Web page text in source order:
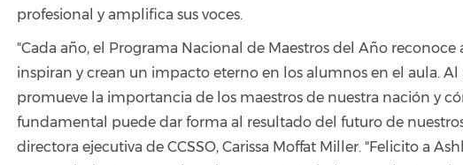
profesional y amplifica sus voces.
"Cada año, el Programa Nacional de Maestros del Año reconoce
inspiran y crean un impacto eterno en los alumnos en el aula. Al
promueve la importancia de los maestros de nuestra nación y
fundamental puede dar forma al resultado del futuro de
directora ejecutiva de CCSSO, Carissa Moffat Miller. "Felicito a